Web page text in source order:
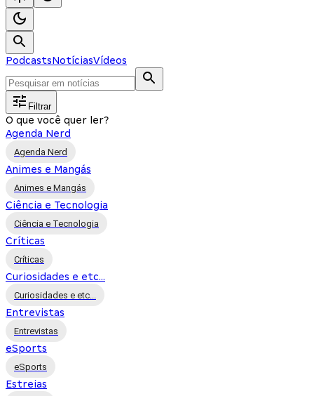
PodcastsNotíciasVídeos
Filtrar
O que você quer ler?
Agenda Nerd
Agenda Nerd
Animes e Mangás
Animes e Mangás
Ciência e Tecnologia
Ciência e Tecnologia
Críticas
Críticas
Curiosidades e etc...
Curiosidades e etc...
Entrevistas
Entrevistas
eSports
eSports
Estreias